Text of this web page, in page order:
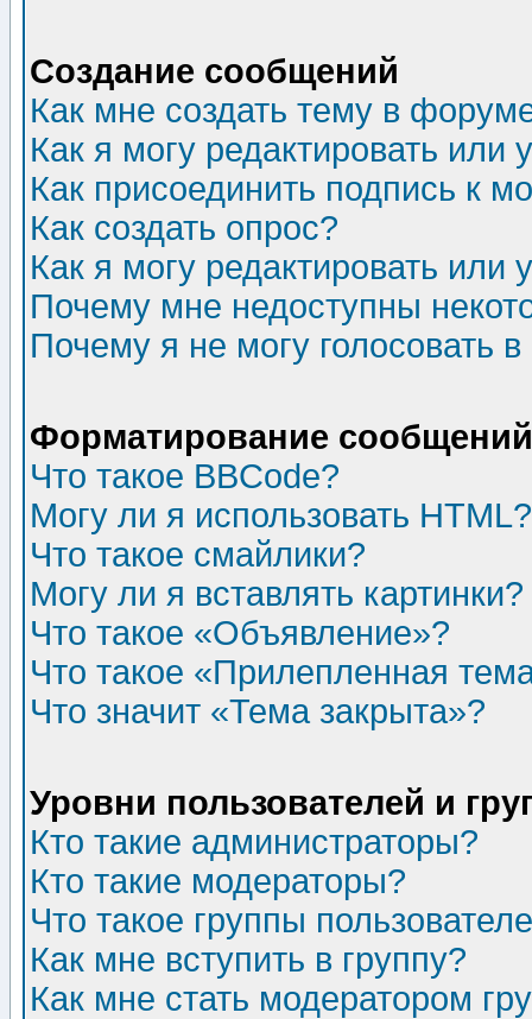
Создание сообщений
Как мне создать тему в
Как я могу редактировать или
Как присоединить подпись к
Как создать опрос?
Как я могу редактировать или
Почему мне недоступны
Почему я не могу голосовать
Форматирование
Что такое BBCode?
Могу ли я использовать HTML?
Что такое смайлики?
Могу ли я вставлять картинки?
Что такое «Объявление»?
Что такое «Прилепленная
Что значит «Тема закрыта»?
Уровни пользователей и
Кто такие администраторы?
Кто такие модераторы?
Что такое группы
Как мне вступить в группу?
Как мне стать модератором